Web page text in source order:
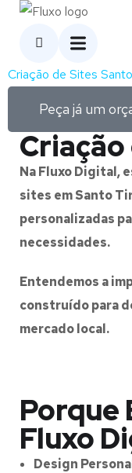
Criação de Sites
Peça já um
Na Fluxo Digital,
sites em Santo
personalizadas
necessidades.
Entendemos a
construído para
mercado local.
Porque
Fluxo
Design